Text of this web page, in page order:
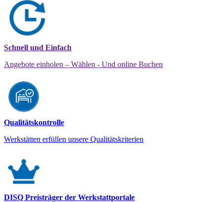
Schnell und Einfach
Angebote einholen – Wählen - Und online Buchen
Qualitätskontrolle
Werkstätten erfüllen unsere Qualitätskriterien
DISQ Preisträger der Werkstattportale